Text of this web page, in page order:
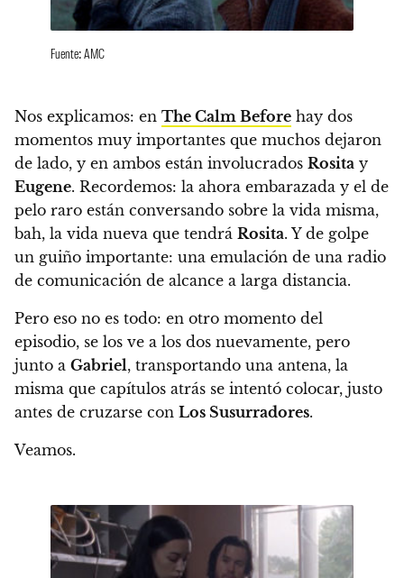
Fuente: AMC
Nos explicamos: en The Calm Before hay dos
momentos muy importantes que muchos dejaron
de lado, y en ambos están involucrados Rosita y
Eugene. Recordemos: la ahora embarazada y el de
pelo raro están conversando sobre la vida misma,
bah, la vida nueva que tendrá Rosita. Y de golpe
un guiño importante: una emulación de una radio
de comunicación de alcance a larga distancia.
Pero eso no es todo: en otro momento del
episodio, se los ve a los dos nuevamente, pero
junto a Gabriel, transportando una antena, la
misma que capítulos atrás se intentó colocar, justo
antes de cruzarse con Los Susurradores.
Veamos.